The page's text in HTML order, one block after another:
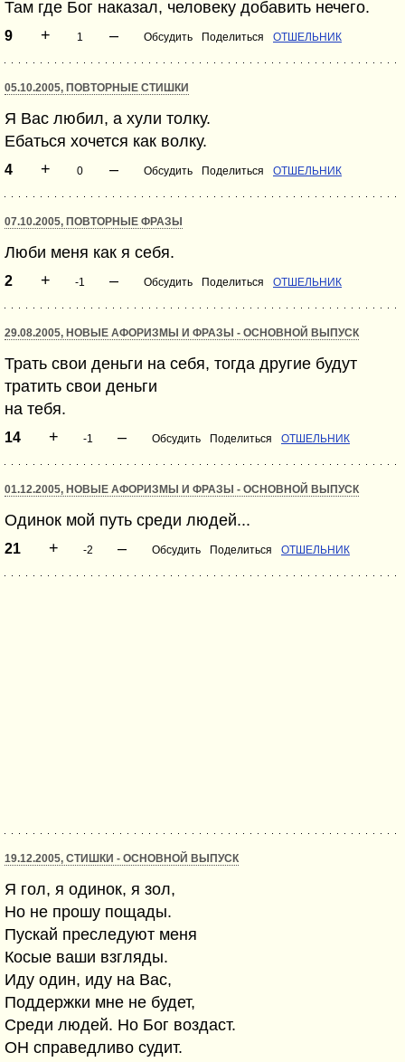
Там где Бог наказал, человеку добавить нечего.
9 + 1 – Обсудить Поделиться ОТШЕЛЬНИК
05.10.2005, ПОВТОРНЫЕ СТИШКИ
Я Вас любил, а хули толку.
Ебаться хочется как волку.
4 + 0 – Обсудить Поделиться ОТШЕЛЬНИК
07.10.2005, ПОВТОРНЫЕ ФРАЗЫ
Люби меня как я себя.
2 + -1 – Обсудить Поделиться ОТШЕЛЬНИК
29.08.2005, НОВЫЕ АФОРИЗМЫ И ФРАЗЫ - ОСНОВНОЙ ВЫПУСК
Трать свои деньги на себя, тогда другие будут
тратить свои деньги
на тебя.
14 + -1 – Обсудить Поделиться ОТШЕЛЬНИК
01.12.2005, НОВЫЕ АФОРИЗМЫ И ФРАЗЫ - ОСНОВНОЙ ВЫПУСК
Одинок мой путь среди людей...
21 + -2 – Обсудить Поделиться ОТШЕЛЬНИК
19.12.2005, СТИШКИ - ОСНОВНОЙ ВЫПУСК
Я гол, я одинок, я зол,
Но не прошу пощады.
Пускай преследуют меня
Косые ваши взгляды.
Иду один, иду на Вас,
Поддержки мне не будет,
Среди людей. Но Бог воздаст.
ОН справедливо судит.